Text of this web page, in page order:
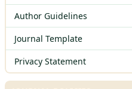
Author Guidelines
Journal Template
Privacy Statement